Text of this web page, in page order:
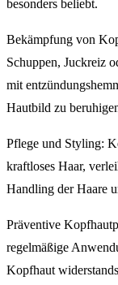
besonders beliebt.
Bekämpfung von
Schuppen, Juckreiz
mit
Hautbild zu
Pflege und Styling:
kraftloses Haar,
Handling der Haare
Präventive
regelmäßige
Kopfhaut